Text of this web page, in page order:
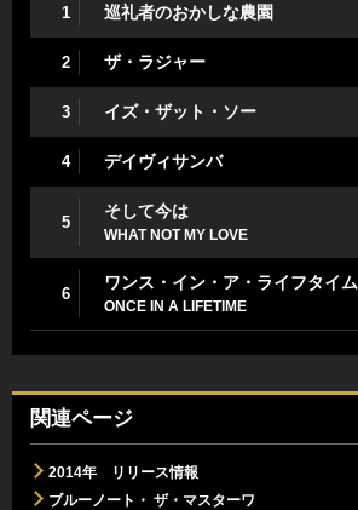
1 巡礼者のおかしな農園
2 ザ・ラジャー
3 イズ・ザット・ソー
4 デイヴィサンバ
5
そして今は
WHAT NOT MY LOVE
6
ワンス・イン・ア・ライフタイム
ONCE IN A LIFETIME
関連ページ
2014年 リリース情報
ブルーノート・ ザ・マスターワ